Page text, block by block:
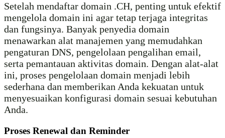
Setelah mendaftar domain .CH, penting untuk efektif
mengelola domain ini agar tetap terjaga integritas
dan fungsinya. Banyak penyedia domain
menawarkan alat manajemen yang memudahkan
pengaturan DNS, pengelolaan pengalihan email,
serta pemantauan aktivitas domain. Dengan alat-alat
ini, proses pengelolaan domain menjadi lebih
sederhana dan memberikan Anda kekuatan untuk
menyesuaikan konfigurasi domain sesuai kebutuhan
Anda.
Proses Renewal dan Reminder